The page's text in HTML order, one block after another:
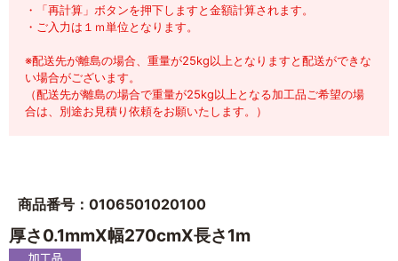
・「再計算」ボタンを押下しますと金額計算されます。
・ご入力は１ｍ単位となります。
※配送先が離島の場合、重量が25kg以上となりますと配送ができな
い場合がございます。
（配送先が離島の場合で重量が25kg以上となる加工品ご希望の場
合は、別途お見積り依頼をお願いたします。）
商品番号：0106501020100
厚さ0.1mmX幅270cmX長さ1m